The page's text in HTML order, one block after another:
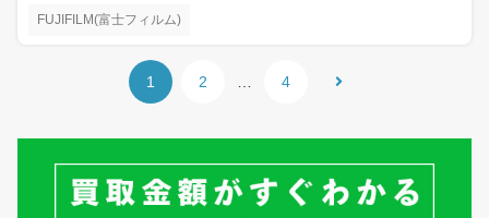
FUJIFILM(富士フィルム)
1 2 … 4